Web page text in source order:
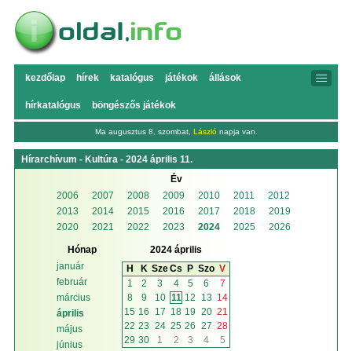
kezdőlap hírek katalógus játékok állások
hírkatalógus böngészős játékok
Ma augusztus 8, szombat, László napja van.
Hírarchívum - Kultúra - 2024 április 11.
Év
2006
2007 2008 2009 2010 2011
2012
2013
2014 2015 2016 2017 2018
2019
2020
2021 2022 2023 2024 2025 2026
Hónap
január
február
március
április
május
június
2024 április
H
K SzeCs P Szo V
1
2 3 4 5 6
7
8
9 10 11 12 13 14
15 16 17 18 19 20 21
22 23 24 25 26 27 28
29 30 1 2 3 4 5